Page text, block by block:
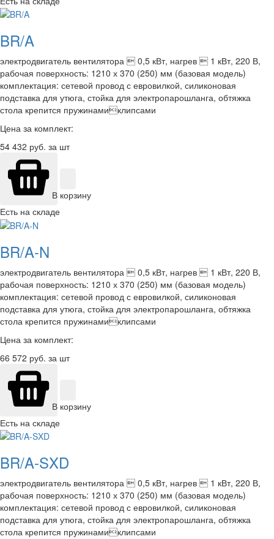
BR/A
электродвигатель вентилятора  0,5 кВт, нагрев  1 кВт, 220 В,
рабочая поверхность: 1210 х 370 (250) мм (базовая модель)
комплектация: сетевой провод с евровилкой, силиконовая
подставка для утюга, стойка для электропарошланга, обтяжка
стола крепится пружинамиклипсами
Цена за комплект:
54 432 руб. за шт
В корзину
Есть на складе
BR/A-N
электродвигатель вентилятора  0,5 кВт, нагрев  1 кВт, 220 В,
рабочая поверхность: 1210 х 370 (250) мм (базовая модель)
комплектация: сетевой провод с евровилкой, силиконовая
подставка для утюга, стойка для электропарошланга, обтяжка
стола крепится пружинамиклипсами
Цена за комплект:
66 572 руб. за шт
В корзину
Есть на складе
BR/A-SXD
электродвигатель вентилятора  0,5 кВт, нагрев  1 кВт, 220 В,
рабочая поверхность: 1210 х 370 (250) мм (базовая модель)
комплектация: сетевой провод с евровилкой, силиконовая
подставка для утюга, стойка для электропарошланга, обтяжка
стола крепится пружинамиклипсами